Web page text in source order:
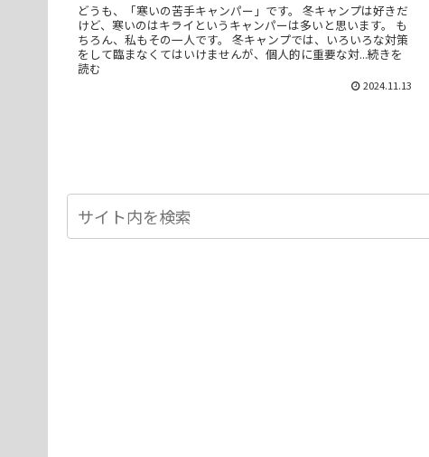
どうも、「寒いの苦手キャンパー」です。 冬キャンプは好きだ
けど、寒いのはキライというキャンパーは多いと思います。 も
ちろん、私もその一人です。 冬キャンプでは、いろいろな対策
をして臨まなくてはいけませんが、個人的に重要な対...続きを
読む
2024.11.13